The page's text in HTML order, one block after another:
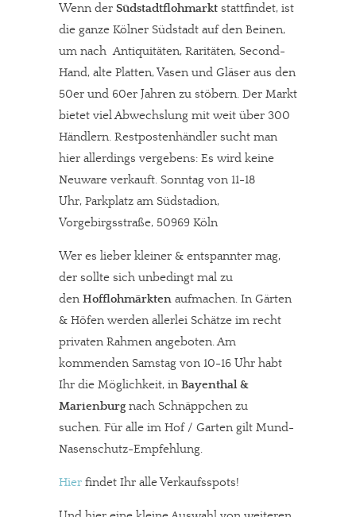
Wenn der Südstadtflohmarkt stattfindet, ist
die ganze Kölner Südstadt auf den Beinen,
um nach Antiquitäten, Raritäten, Second-
Hand, alte Platten, Vasen und Gläser aus den
50er und 60er Jahren zu stöbern. Der Markt
bietet viel Abwechslung mit weit über 300
Händlern. Restpostenhändler sucht man
hier allerdings vergebens: Es wird keine
Neuware verkauft. Sonntag von 11-18
Uhr, Parkplatz am Südstadion,
Vorgebirgsstraße, 50969 Köln
Wer es lieber kleiner & entspannter mag,
der sollte sich unbedingt mal zu
den Hofflohmärkten aufmachen. In Gärten
& Höfen werden allerlei Schätze im recht
privaten Rahmen angeboten. Am
kommenden Samstag von 10-16 Uhr habt
Ihr die Möglichkeit, in Bayenthal &
Marienburg nach Schnäppchen zu
suchen. Für alle im Hof / Garten gilt Mund-
Nasenschutz-Empfehlung.
Hier findet Ihr alle Verkaufsspots!